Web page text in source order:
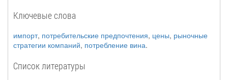
Ключевые слова
импорт, потребительские предпочтения, цены, рыночные
стратегии компаний, потребление вина.
Список литературы